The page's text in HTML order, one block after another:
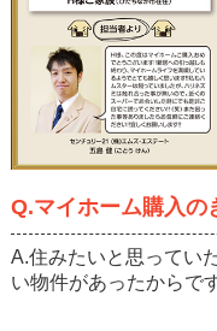
Q.マイホーム購入の
A.住みたいと思ってい
い物件があったからで